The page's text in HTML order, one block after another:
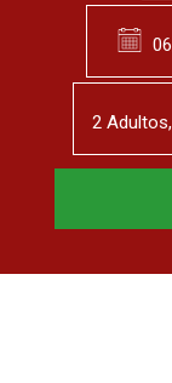
2 Adultos,